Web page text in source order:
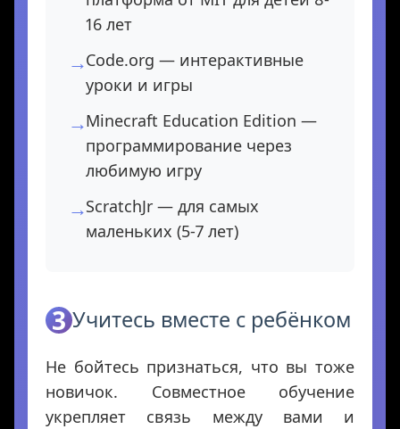
16 лет
Code.org — интерактивные
уроки и игры
Minecraft Education Edition —
программирование через
любимую игру
ScratchJr — для самых
маленьких (5-7 лет)
3 Учитесь вместе с ребёнком
Не бойтесь признаться, что вы тоже
новичок. Совместное обучение
укрепляет связь между вами и